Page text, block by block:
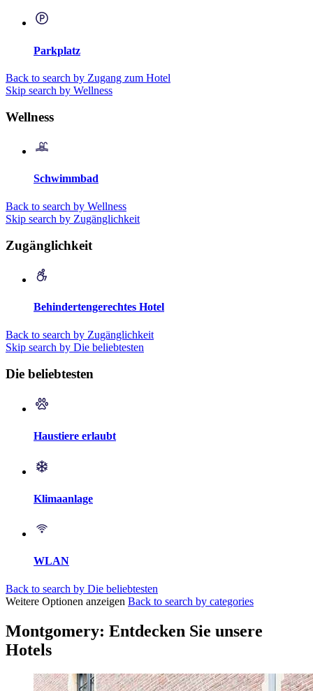
Parkplatz
Back to search by Zugang zum Hotel
Skip search by Wellness
Wellness
Schwimmbad
Back to search by Wellness
Skip search by Zugänglichkeit
Zugänglichkeit
Behindertengerechtes Hotel
Back to search by Zugänglichkeit
Skip search by Die beliebtesten
Die beliebtesten
Haustiere erlaubt
Klimaanlage
WLAN
Back to search by Die beliebtesten
Weitere Optionen anzeigen Back to search by categories
Montgomery: Entdecken Sie unsere
Hotels